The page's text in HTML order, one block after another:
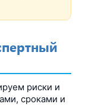
риски и
сроками и